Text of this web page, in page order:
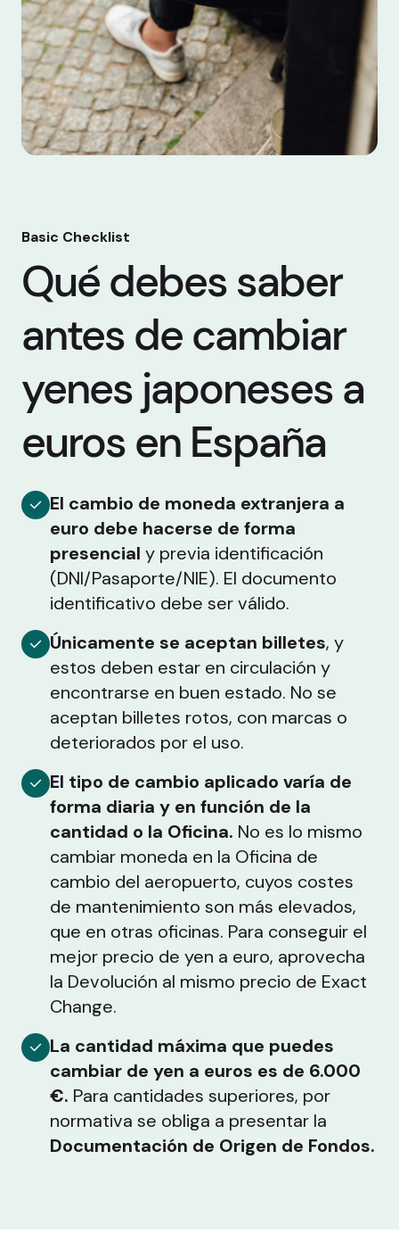
Basic Checklist
Qué debes saber
antes de cambiar
yenes japoneses a
euros en España
El cambio de moneda extranjera a
euro debe hacerse de forma
presencial y previa identificación
(DNI/Pasaporte/NIE). El documento
identificativo debe ser válido.
Únicamente se aceptan billetes, y
estos deben estar en circulación y
encontrarse en buen estado. No se
aceptan billetes rotos, con marcas o
deteriorados por el uso.
El tipo de cambio aplicado varía de
forma diaria y en función de la
cantidad o la Oficina. No es lo mismo
cambiar moneda en la Oficina de
cambio del aeropuerto, cuyos costes
de mantenimiento son más elevados,
que en otras oficinas. Para conseguir el
mejor precio de yen a euro, aprovecha
la Devolución al mismo precio de Exact
Change.
La cantidad máxima que puedes
cambiar de yen a euros es de 6.000
€. Para cantidades superiores, por
normativa se obliga a presentar la
Documentación de Origen de Fondos.